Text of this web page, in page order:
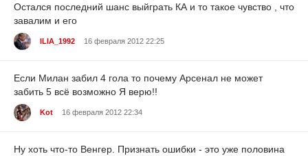
Остался последний шанс выйграть КА и то такое чувство , что
завалим и его
ILIA_1992 16 февраля 2012 22:25
Если Милан забил 4 гола то почему Арсенал не может
забить 5 всё возможно Я верю!!
Kot 16 февраля 2012 22:34
Ну хоть что-то Венгер. Признать ошибки - это уже половина